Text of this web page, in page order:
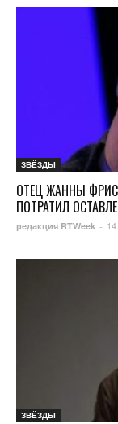
ЗВЁЗДЫ
ОТЕЦ ЖАННЫ
ПОТРАТИЛ
редакция RTWeek -
ЗВЁЗДЫ